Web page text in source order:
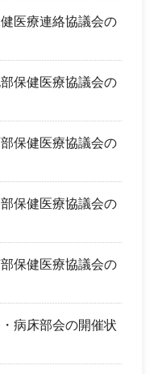
医療連絡協議会の
保健医療協議会の
保健医療協議会の
保健医療協議会の
保健医療協議会の
病床部会の開催状